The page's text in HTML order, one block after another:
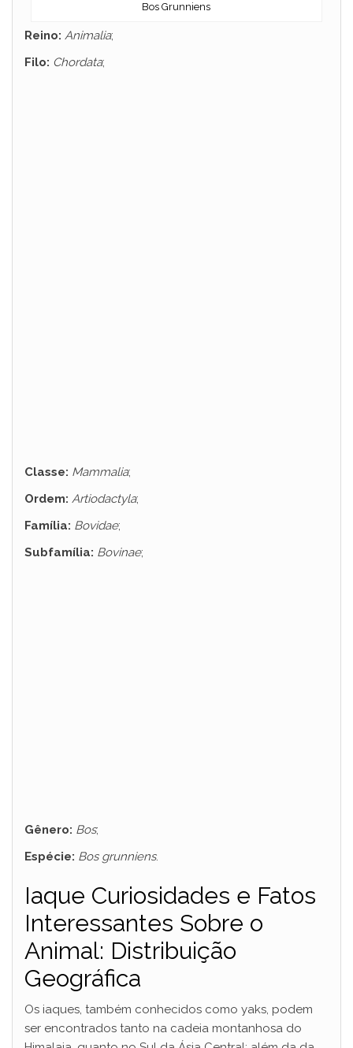
Bos Grunniens
Reino: Animalia;
Filo: Chordata;
Classe: Mammalia;
Ordem: Artiodactyla;
Família: Bovidae;
Subfamília: Bovinae;
Gênero: Bos;
Espécie: Bos grunniens.
Iaque Curiosidades e Fatos
Interessantes Sobre o
Animal: Distribuição
Geográfica
Os iaques, também conhecidos como yaks, podem
ser encontrados tanto na cadeia montanhosa do